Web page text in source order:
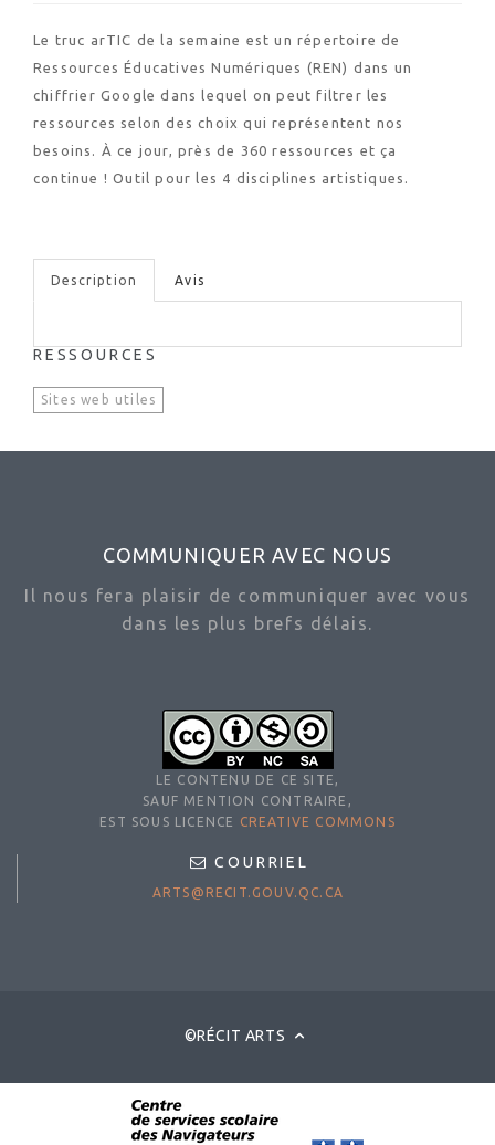
Le truc arTIC de la semaine est un répertoire de
Ressources Éducatives Numériques (REN) dans un
chiffrier Google dans lequel on peut filtrer les
ressources selon des choix qui représentent nos
besoins. À ce jour, près de 360 ressources et ça
continue ! Outil pour les 4 disciplines artistiques.
Description Avis
RESSOURCES
Sites web utiles
COMMUNIQUER AVEC NOUS
Il nous fera plaisir de communiquer avec vous
dans les plus brefs délais.
LE CONTENU DE CE SITE,
SAUF MENTION CONTRAIRE,
EST SOUS LICENCE
CREATIVE COMMONS
COURRIEL
ARTS@RECIT.GOUV.QC.CA
©RÉCIT ARTS